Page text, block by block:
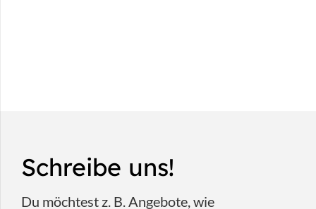
Schreibe uns!
Du möchtest z. B. Angebote, wie